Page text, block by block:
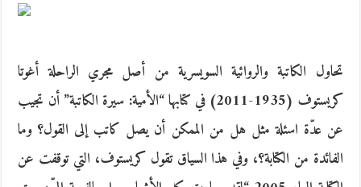
تحاول الكاتبة والروائية السويسرية من أصل مجري الراحلة أغوتا
كريستوف (1935-2011) في كتابها “الأمية: سيرة الكاتبة” أن تجيب
عن عدّة اسئلة مثل هل من الممكن أن يصل كاتب إلى القول؟ وما
الفائدة من الكتابة؟، وفي هذا السياق تقول كريستوف، التي توقفت عن